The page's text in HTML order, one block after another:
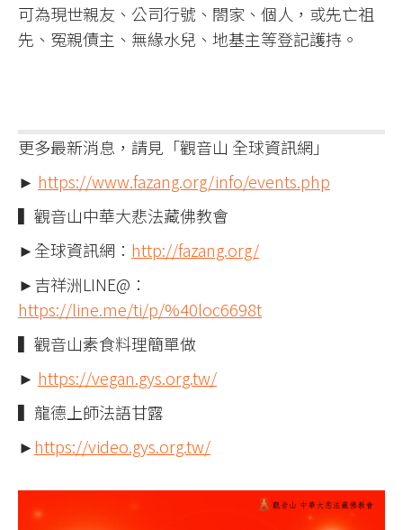
可為現世親友、公司行號、閤家、個人，或先亡祖
先、冤親債主、無緣水兒、地基主等登記護持。
更多最新消息，請見「觀音山 全球資訊網」
► https://www.fazang.org/info/events.php
▍觀音山中華大悲法藏佛教會
►全球資訊網： http://fazang.org/
►吉祥洲LINE@：
https://line.me/ti/p/%40loc6698t
▍觀音山素食料理簡單做
► https://vegan.gys.org.tw/
▍龍德上師法語甘露
►https://video.gys.org.tw/